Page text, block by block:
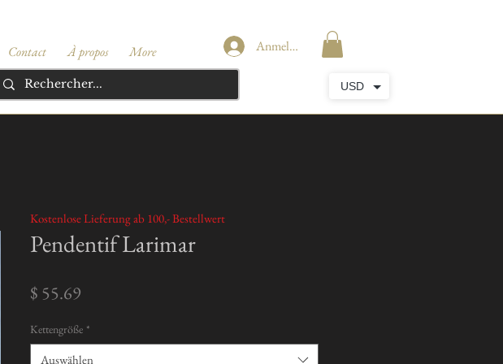
Contact À propos More Anmelden
Pendentif Larimar
$ 55.69
Kettengröße *
Auswählen
Kostenlose Lieferung ab 100,- Bestellwert
USD